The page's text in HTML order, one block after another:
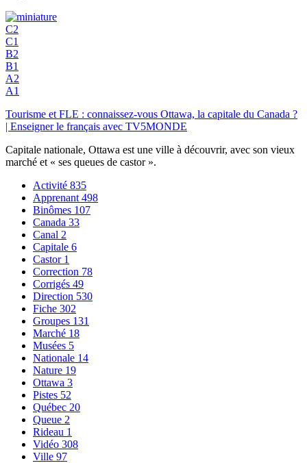
C2
C1
B2
B1
A2
A1
Tourisme et FLE : connaissez-vous Ottawa, la capitale du Canada ?
| Enseigner le français avec TV5MONDE
Capitale nationale, Ottawa est une ville à découvrir, avec son vieux
marché et « ses queues de castor ».
Activité 835
Apprenant 498
Binômes 107
Canada 33
Canal 2
Capitale 6
Castor 1
Correction 78
Corrigés 49
Direction 530
Fiche 302
Groupes 131
Marché 18
Musées 5
Nationale 14
Nature 19
Ottawa 3
Pistes 52
Québec 20
Queue 2
Rideau 1
Vidéo 308
Ville 97